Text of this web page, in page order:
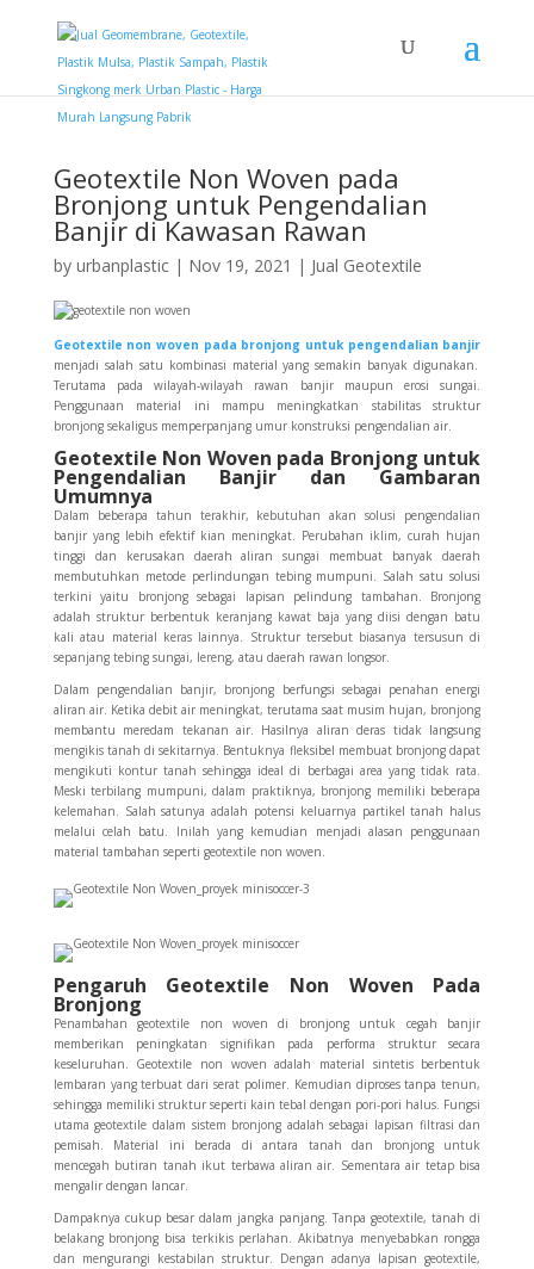
Geotextile Non Woven pada
Bronjong untuk Pengendalian
Banjir di Kawasan Rawan
by urbanplastic| Nov 19, 2021 | Jual Geotextile
Geotextile non woven pada bronjong untuk pengendalian banjir
menjadi salah satu kombinasi material yang semakin banyak digunakan.
Terutama pada wilayah-wilayah rawan banjir maupun erosi sungai.
Penggunaan material ini mampu meningkatkan stabilitas struktur
bronjong sekaligus memperpanjang umur konstruksi pengendalian air.
Geotextile Non Woven pada Bronjong untuk
Pengendalian Banjir dan Gambaran
Umumnya
Dalam beberapa tahun terakhir, kebutuhan akan solusi pengendalian
banjir yang lebih efektif kian meningkat. Perubahan iklim, curah hujan
tinggi dan kerusakan daerah aliran sungai membuat banyak daerah
membutuhkan metode perlindungan tebing mumpuni. Salah satu solusi
terkini yaitu bronjong sebagai lapisan pelindung tambahan. Bronjong
adalah struktur berbentuk keranjang kawat baja yang diisi dengan batu
kali atau material keras lainnya. Struktur tersebut biasanya tersusun di
sepanjang tebing sungai, lereng, atau daerah rawan longsor.
Dalam pengendalian banjir, bronjong berfungsi sebagai penahan energi
aliran air. Ketika debit air meningkat, terutama saat musim hujan, bronjong
membantu meredam tekanan air. Hasilnya aliran deras tidak langsung
mengikis tanah di sekitarnya. Bentuknya fleksibel membuat bronjong dapat
mengikuti kontur tanah sehingga ideal di berbagai area yang tidak rata.
Meski terbilang mumpuni, dalam praktiknya, bronjong memiliki beberapa
kelemahan. Salah satunya adalah potensi keluarnya partikel tanah halus
melalui celah batu. Inilah yang kemudian menjadi alasan penggunaan
material tambahan seperti geotextile non woven.
Pengaruh Geotextile Non Woven Pada
Bronjong
Penambahan geotextile non woven di bronjong untuk cegah banjir
memberikan peningkatan signifikan pada performa struktur secara
keseluruhan. Geotextile non woven adalah material sintetis berbentuk
lembaran yang terbuat dari serat polimer. Kemudian diproses tanpa tenun,
sehingga memiliki struktur seperti kain tebal dengan pori-pori halus. Fungsi
utama geotextile dalam sistem bronjong adalah sebagai lapisan filtrasi dan
pemisah. Material ini berada di antara tanah dan bronjong untuk
mencegah butiran tanah ikut terbawa aliran air. Sementara air tetap bisa
mengalir dengan lancar.
Dampaknya cukup besar dalam jangka panjang. Tanpa geotextile, tanah di
belakang bronjong bisa terkikis perlahan. Akibatnya menyebabkan rongga
dan mengurangi kestabilan struktur. Dengan adanya lapisan geotextile,